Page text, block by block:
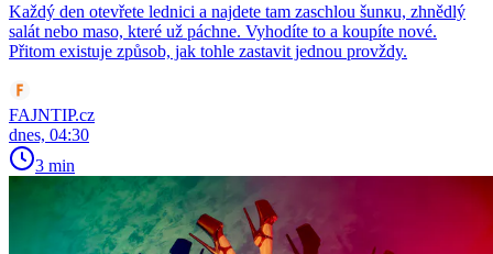
Každý den otevřete lednici a najdete tam zaschlou šunкu, zhnědlý
salát nebo maso, které už páchne. Vyhodíte to a koupíte nové.
Přitom existuje způsob, jak tohle zastavit jednou provždy.
FAJNTIP.cz
dnes, 04:30
3 min